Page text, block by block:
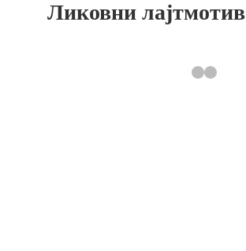
Ликовни лајтмотив